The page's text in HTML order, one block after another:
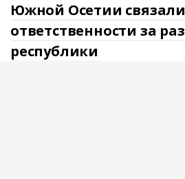
Южной Осетии
ответственности за
республики